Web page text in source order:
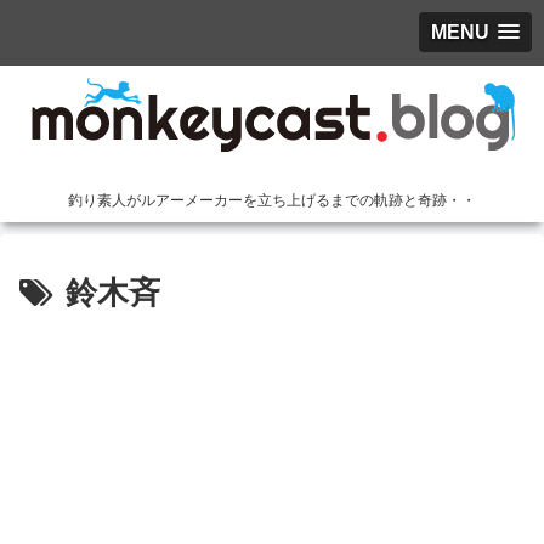
MENU
釣り素人がルアーメーカーを立ち上げるまでの軌跡と奇跡・・
鈴木斉